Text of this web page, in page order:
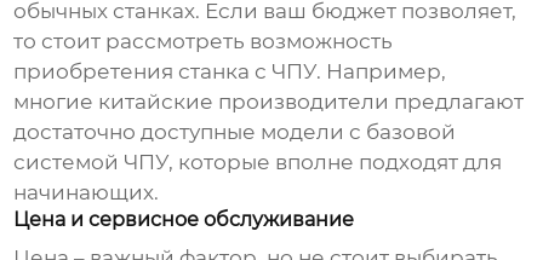
обычных станках. Если ваш бюджет позволяет,
то стоит рассмотреть возможность
приобретения станка с ЧПУ. Например,
многие китайские производители предлагают
достаточно доступные модели с базовой
системой ЧПУ, которые вполне подходят для
начинающих.
Цена и сервисное обслуживание